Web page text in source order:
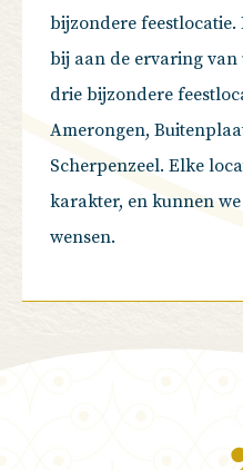
bijzondere
bij aan de ervaring
drie bijzondere
Amerongen,
Scherpenzeel. Elke
karakter, en kunnen
wensen.